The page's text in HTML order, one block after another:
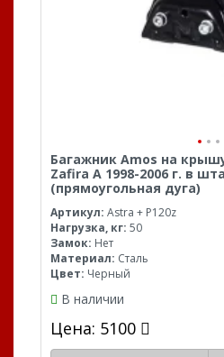
Багажник Amos на
Zafira A 1998-2006 г. в
(прямоугольная дуга)
Артикул: Astra + P120z
Нагрузка, кг: 50
Замок: Нет
Материал: Сталь
Цвет: Черный
В наличии
Цена: 5100